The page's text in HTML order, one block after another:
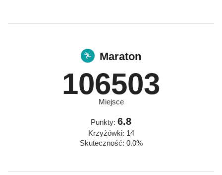
Maraton
106503
Miejsce
Punkty: 6.8
Krzyżówki: 14
Skuteczność: 0.0%